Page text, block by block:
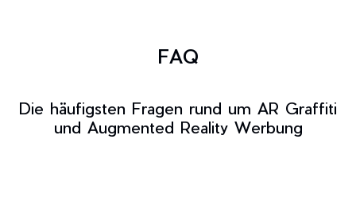
FAQ
Die häufigsten Fragen rund um AR Graffiti
und Augmented Reality Werbung